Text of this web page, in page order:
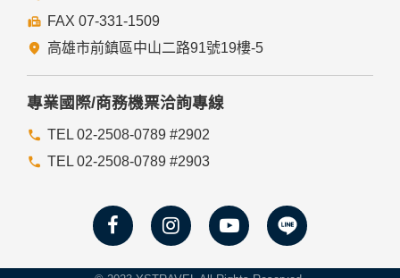
FAX 07-331-1509
高雄市前鎮區中山二路91號19樓-5
專業國際/商務機票洽詢專線
TEL 02-2508-0789 #2902
TEL 02-2508-0789 #2903